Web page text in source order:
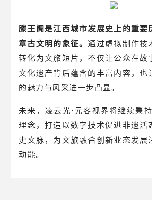
滕王阁是江西城市发展史上的重要
章古文明的象征。通过虚拟制作技
转化为文旅短片，不仅让公众在故
文化遗产背后蕴含的丰富内容，也
的魅力与风采进一步凸显。
未来，凌云光·元客视界将继续秉
理念，打造以数字技术促进非遗活
史文脉，为文旅融合创新业态发展
动能。